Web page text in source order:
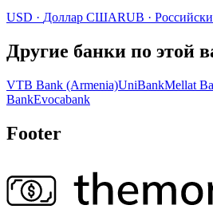
USD · Доллар СШАRUB ·
Другие банки по этой
VTB Bank (Armenia)UniBankMellat
BankEvocabank
Footer